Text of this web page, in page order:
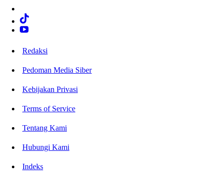
Redaksi
Pedoman Media Siber
Kebijakan Privasi
Terms of Service
Tentang Kami
Hubungi Kami
Indeks